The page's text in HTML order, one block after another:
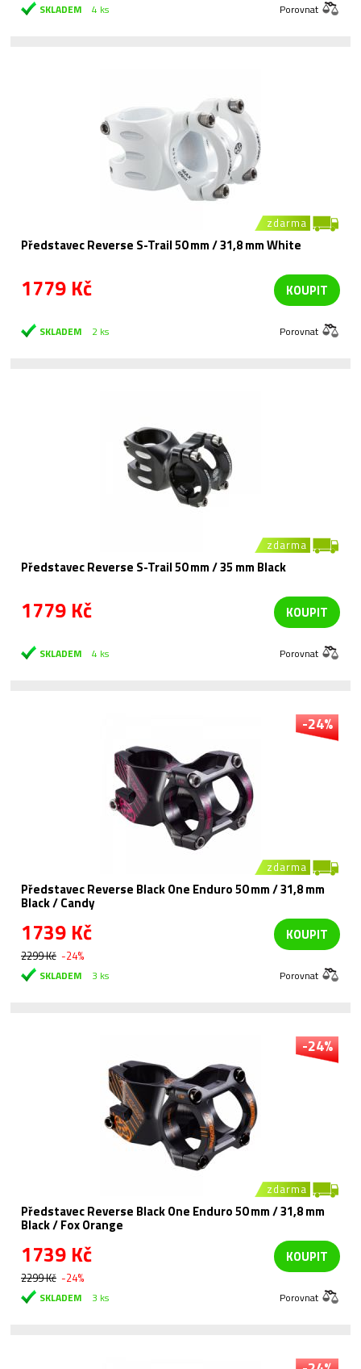
SKLADEM 4 ks Porovnat
zdarma
Představec Reverse S-Trail 50 mm / 31,8 mm White
1779 Kč KOUPIT
SKLADEM 2 ks Porovnat
zdarma
Představec Reverse S-Trail 50 mm / 35 mm Black
1779 Kč KOUPIT
SKLADEM 4 ks Porovnat
-24%
zdarma
Představec Reverse Black One Enduro 50 mm / 31,8 mm
Black / Candy
1739 Kč
2299 Kč -24%
KOUPIT
SKLADEM 3 ks Porovnat
-24%
zdarma
Představec Reverse Black One Enduro 50 mm / 31,8 mm
Black / Fox Orange
1739 Kč
2299 Kč -24%
KOUPIT
SKLADEM 3 ks Porovnat